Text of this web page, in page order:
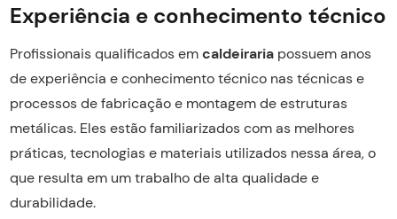
Experiência e conhecimento técnico
Profissionais qualificados emcaldeirariapossuem anos
de experiência e conhecimento técnico nas técnicas e
processos de fabricação e montagem de estruturas
metálicas. Eles estão familiarizados com as melhores
práticas, tecnologias e materiais utilizados nessa área, o
que resulta em um trabalho de alta qualidade e
durabilidade.